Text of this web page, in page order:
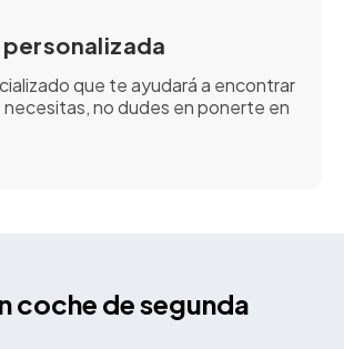
que te ayudará a encontrar
no dudes en ponerte en
coche de segunda